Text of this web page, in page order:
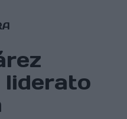
liderato